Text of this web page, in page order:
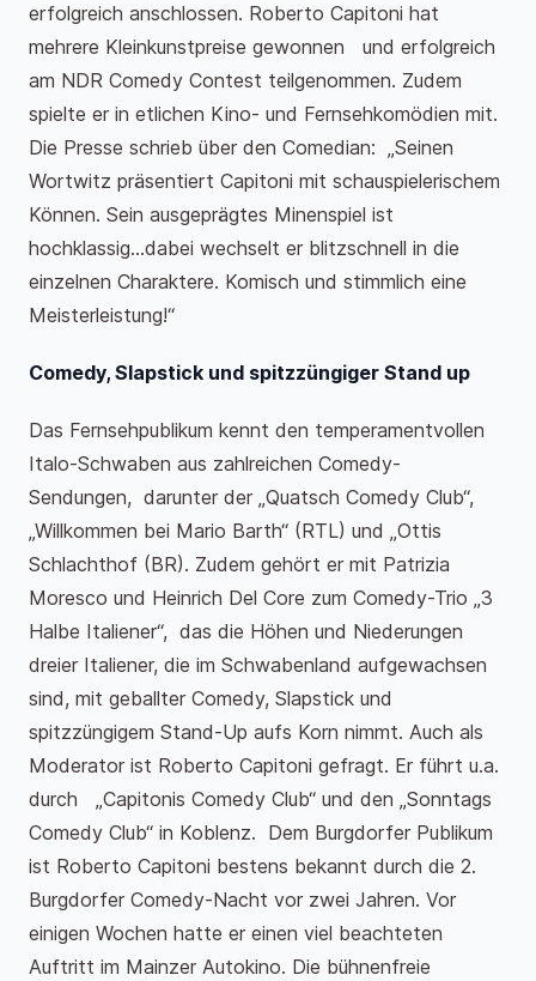
erfolgreich anschlossen. Roberto Capitoni hat
mehrere Kleinkunstpreise gewonnen und erfolgreich
am NDR Comedy Contest teilgenommen. Zudem
spielte er in etlichen Kino- und Fernsehkomödien mit.
Die Presse schrieb über den Comedian: „Seinen
Wortwitz präsentiert Capitoni mit schauspielerischem
Können. Sein ausgeprägtes Minenspiel ist
hochklassig…dabei wechselt er blitzschnell in die
einzelnen Charaktere. Komisch und stimmlich eine
Meisterleistung!“
Comedy, Slapstick und spitzzüngiger Stand up
Das Fernsehpublikum kennt den temperamentvollen
Italo-Schwaben aus zahlreichen Comedy-
Sendungen, darunter der „Quatsch Comedy Club“,
„Willkommen bei Mario Barth“ (RTL) und „Ottis
Schlachthof (BR). Zudem gehört er mit Patrizia
Moresco und Heinrich Del Core zum Comedy-Trio „3
Halbe Italiener“, das die Höhen und Niederungen
dreier Italiener, die im Schwabenland aufgewachsen
sind, mit geballter Comedy, Slapstick und
spitzzüngigem Stand-Up aufs Korn nimmt. Auch als
Moderator ist Roberto Capitoni gefragt. Er führt u.a.
durch „Capitonis Comedy Club“ und den „Sonntags
Comedy Club“ in Koblenz. Dem Burgdorfer Publikum
ist Roberto Capitoni bestens bekannt durch die 2.
Burgdorfer Comedy-Nacht vor zwei Jahren. Vor
einigen Wochen hatte er einen viel beachteten
Auftritt im Mainzer Autokino. Die bühnenfreie